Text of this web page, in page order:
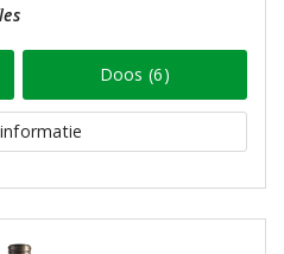
Doos (6)